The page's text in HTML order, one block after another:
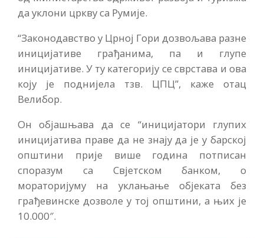
да уклони цркву са Румије.
“Законодавство у Црној Гори дозвољава разне
иницијативе грађанима, па и глупе
иницијативе. У ту категорију се сврстава и ова
коју је поднијела тзв. ЦПЦ”, каже отац
Велибор.
Он објашњава да се “иницијатори глупих
иницијатива праве да не знају да је у барској
општини прије више година потписан
споразум са Свјетском банком, о
мораторијуму на уклањање објеката без
грађевинске дозволе у тој општини, а њих је
10.000″.